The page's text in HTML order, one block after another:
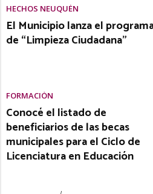
HECHOS NEUQUÉN
El Municipio lanza el
de “Limpieza Ciudadana”
FORMACIÓN
Conocé el listado de
beneficiarios de las becas
municipales para el Ciclo de
Licenciatura en Educación